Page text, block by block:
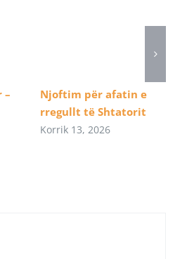
–
Njoftim për afatin e
rregullt të Shtatorit
Korrik 13, 2026